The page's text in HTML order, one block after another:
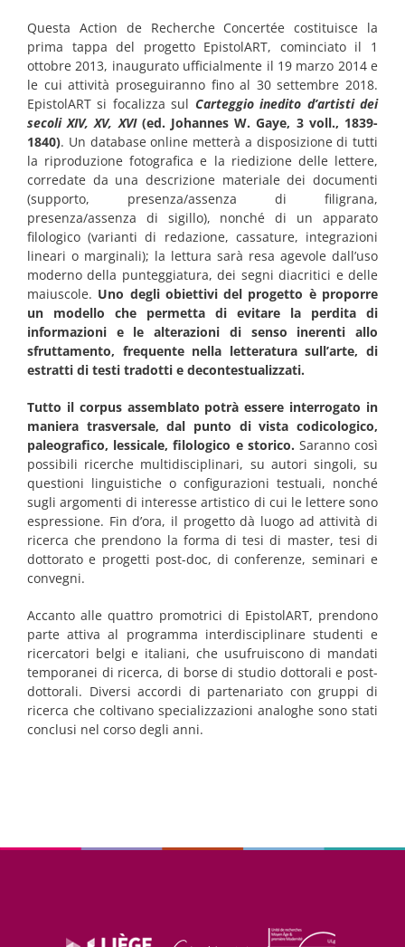
Questa Action de Recherche Concertée costituisce la
prima tappa del progetto EpistolART, cominciato il 1
ottobre 2013, inaugurato ufficialmente il 19 marzo 2014 e
le cui attività proseguiranno fino al 30 settembre 2018.
EpistolART si focalizza sul Carteggio inedito d’artisti dei
secoli XIV, XV, XVI(ed. Johannes W. Gaye, 3 voll., 1839-
1840). Un database online metterà a disposizione di tutti
la riproduzione fotografica e la riedizione delle lettere,
corredate da una descrizione materiale dei documenti
(supporto, presenza/assenza di filigrana,
presenza/assenza di sigillo), nonché di un apparato
filologico (varianti di redazione, cassature, integrazioni
lineari o marginali); la lettura sarà resa agevole dall’uso
moderno della punteggiatura, dei segni diacritici e delle
maiuscole. Uno degli obiettivi del progetto è proporre
un modello che permetta di evitare la perdita di
informazioni e le alterazioni di senso inerenti allo
sfruttamento, frequente nella letteratura sull’arte, di
estratti di testi tradotti e decontestualizzati.
Tutto il corpus assemblato potrà essere interrogato in
maniera trasversale, dal punto di vista codicologico,
paleografico, lessicale, filologico e storico. Saranno così
possibili ricerche multidisciplinari, su autori singoli, su
questioni linguistiche o configurazioni testuali, nonché
sugli argomenti di interesse artistico di cui le lettere sono
espressione. Fin d’ora, il progetto dà luogo ad attività di
ricerca che prendono la forma di tesi di master, tesi di
dottorato e progetti post-doc, di conferenze, seminari e
convegni.
Accanto alle quattro promotrici di EpistolART, prendono
parte attiva al programma interdisciplinare studenti e
ricercatori belgi e italiani, che usufruiscono di mandati
temporanei di ricerca, di borse di studio dottorali e post-
dottorali. Diversiaccordi di partenariato con gruppi di
ricerca che coltivano specializzazioni analoghe sono stati
conclusi nel corso degli anni.